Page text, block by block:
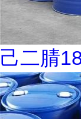
己二腈